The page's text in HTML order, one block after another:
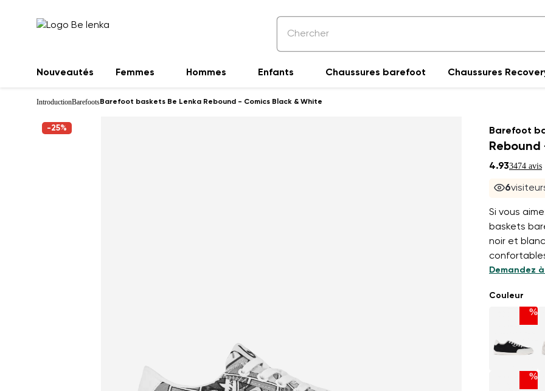
Nouveautés Femmes Hommes Enfants Chaussures barefoot Chaussures
IntroductionBarefootsBarefoot baskets Be Lenka Rebound - Comics Black & White
-25% Barefoot
Rebound
4.933474 avis
6
Si vous
baskets
noir et
Demandez à
Couleur
%
%